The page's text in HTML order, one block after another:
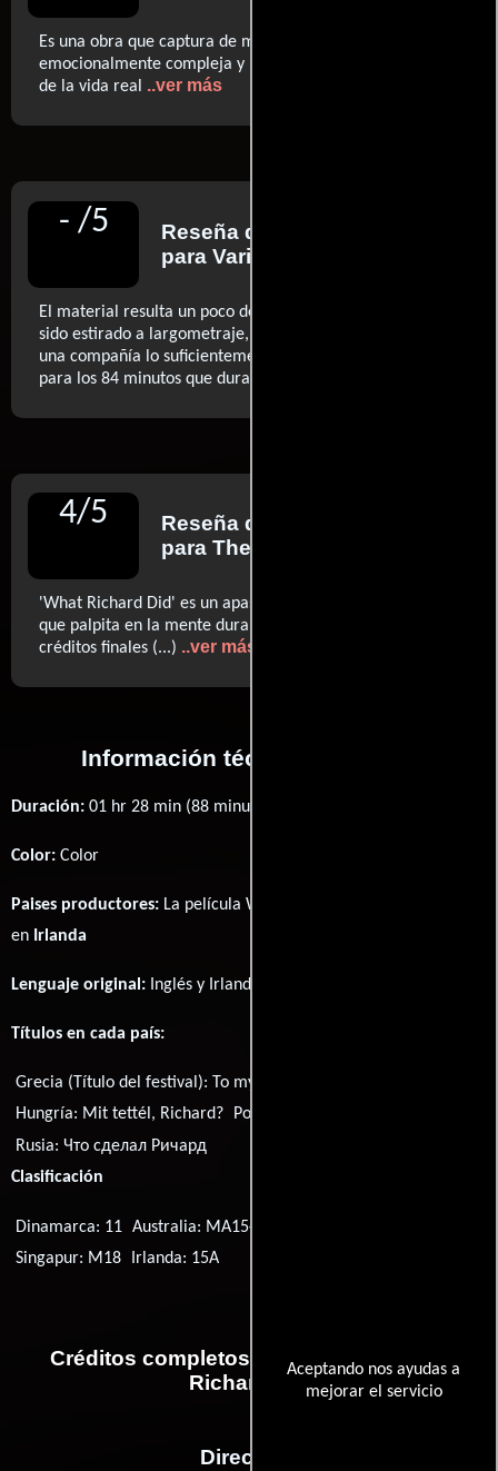
Aceptando nos ayudas a
mejorar el servicio
Es una obra que captura de manera convincente la
emocionalmente compleja y moralmente oscura textura
de la vida real ..ver más
- /5 Reseña de
para Variety
El material resulta un poco débil, como un corto que ha
sido estirado a largometraje, aunque los personajes son
una compañía lo suficientemente agradable y simpática
para los 84 minutos que dura la película
4/5 Reseña de
para The Guardian
'What Richard Did' es un apasionante e inteligente drama
que palpita en la mente durante horas después de los
créditos finales (...) ..ver más
Información técnica y general
Duración: 01 hr 28 min (88 minutos) .
Color: Color
Paises productores: La película What Richard Did fué producida
en Irlanda
Lenguaje original: Inglés y Irlandés
Títulos en cada país:
Grecia (Título del festival): To mystiko tou Richard
Hungría: Mit tettél, Richard? Portugal:
Rusia:Что сделал Ричард
Clasificación
Dinamarca: 11 Australia: MA15+
Singapur: M18
Irlanda: 15A
Créditos completos de la película What
Richard Did
Dirección